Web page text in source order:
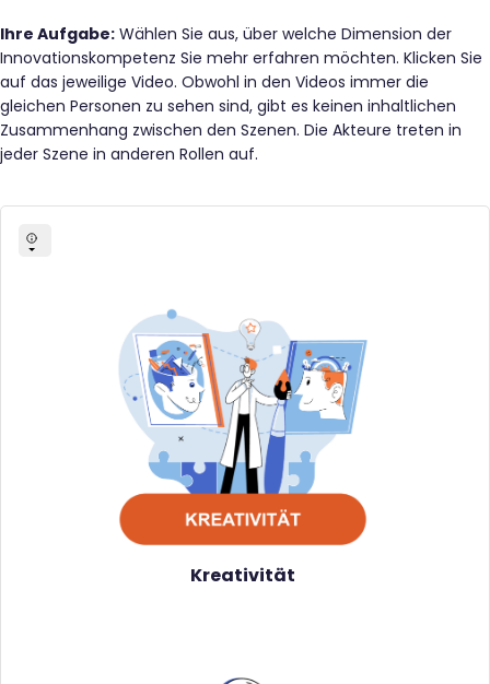
Ihre Aufgabe: Wählen Sie aus, über welche Dimension der
Innovationskompetenz Sie mehr erfahren möchten. Klicken Sie
auf das jeweilige Video. Obwohl in den Videos immer die
gleichen Personen zu sehen sind, gibt es keinen inhaltlichen
Zusammenhang zwischen den Szenen. Die Akteure treten in
jeder Szene in anderen Rollen auf.
Kreativität